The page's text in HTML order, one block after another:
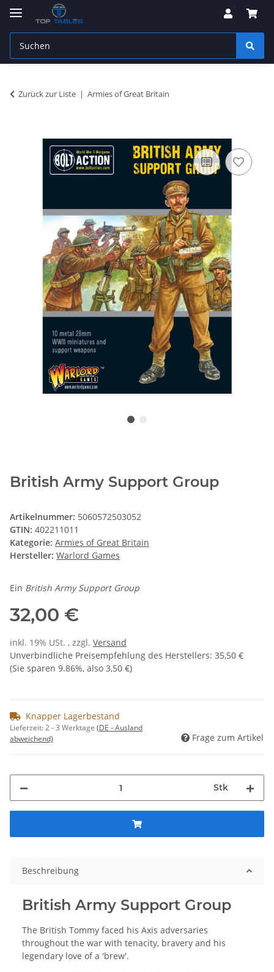
Zurück zur Liste Armies of Great Britain
British Army Support Group
Artikelnummer: 5060572503052
GTIN: 402211011
Kategorie: Armies of Great Britain
Hersteller: Warlord Games
Ein British Army Support Group
32,00 €
inkl. 19% USt. , zzgl. Versand
Unverbindliche Preisempfehlung des Herstellers: 35,50 €
(Sie sparen 9.86%, also 3,50 €)
Knapper Lagerbestand
Lieferzeit:2 - 3 Werktage (DE - Ausland
abweichend)
Frage zum Artikel
Stk
Beschreibung
British Army Support Group
The British Tommy faced his Axis adversaries
throughout the war with tenacity, bravery and his
legendary love of a 'brew'.